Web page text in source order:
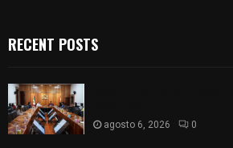
RECENT POSTS
agosto 6, 2026 0